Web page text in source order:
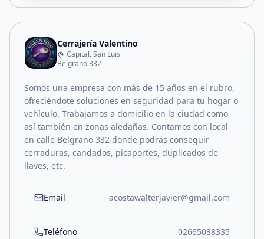
Cerrajería Valentino
Capital, San Luis
Belgrano 332
Somos una empresa con más de 15 años en el rubro,
ofreciéndote soluciones en seguridad para tu hogar o
vehículo. Trabajamos a domicilio en la ciudad como
así también en zonas aledañas. Contamos con local
en calle Belgrano 332 donde podrás conseguir
cerraduras, candados, picaportes, duplicados de
llaves, etc.
Email acostawalterjavier@gmail.com
Teléfono 02665038335